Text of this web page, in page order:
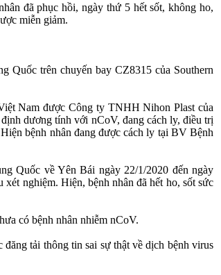
đã phục hồi, ngày thứ 5 hết sốt, không ho,
miễn giảm.
Quốc trên chuyến bay CZ8315 của Southern
Nam được Công ty TNHH Nihon Plast của
dương tính với nCoV, đang cách ly, điều trị
bệnh nhân đang được cách ly tại BV Bệnh
Quốc về Yên Bái ngày 22/1/2020 đến ngày
nghiệm. Hiện, bệnh nhân đã hết ho, sốt sức
có bệnh nhân nhiễm nCoV.
tải thông tin sai sự thật về dịch bệnh virus